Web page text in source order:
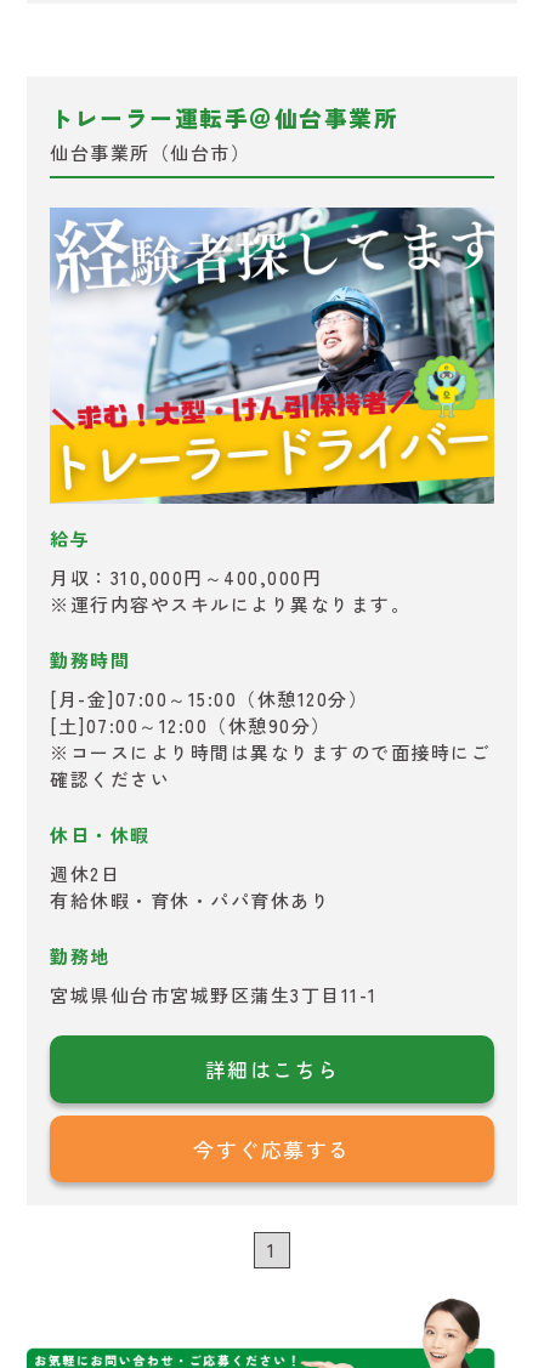
トレーラー運転手＠仙台事業所
仙台事業所（仙台市）
給与
月収：310,000円～400,000円
※運行内容やスキルにより異なります。
勤務時間
[月-金]07:00～15:00（休憩120分）
[土]07:00～12:00（休憩90分）
※コースにより時間は異なりますので面接時にご
確認ください
休日・休暇
週休2日
有給休暇・育休・パパ育休あり
勤務地
宮城県仙台市宮城野区蒲生3丁目11-1
詳細はこちら
今すぐ応募する
1